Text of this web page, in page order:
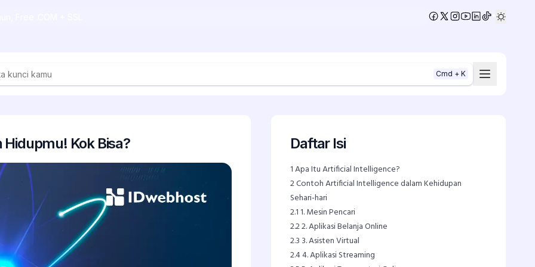
Cmd + K
Kok Bisa? Daftar Isi
1Apa Itu Artificial Intelligence?
2Contoh Artificial Intelligence dalam Kehidupan
Sehari-hari
2.11. Mesin Pencari
2.22. Aplikasi Belanja Online
2.3 3. Asisten Virtual
2.44. Aplikasi Streaming